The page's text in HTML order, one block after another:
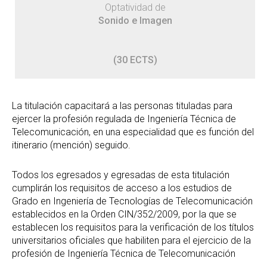
Optatividad de
Sonido e Imagen
(30 ECTS)
La titulación capacitará a las personas tituladas para
ejercer la profesión regulada de Ingeniería Técnica de
Telecomunicación, en una especialidad que es función del
itinerario (mención) seguido.
Todos los egresados y egresadas de esta titulación
cumplirán los requisitos de acceso a los estudios de
Grado en Ingeniería de Tecnologías de Telecomunicación
establecidos en la Orden CIN/352/2009, por la que se
establecen los requisitos para la verificación de los títulos
universitarios oficiales que habiliten para el ejercicio de la
profesión de Ingeniería Técnica de Telecomunicación